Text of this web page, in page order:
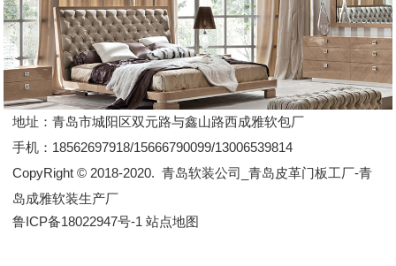
地址：青岛市城阳区双元路与鑫山路西成雅软包厂
手机： 18562697918/15666790099/13006539814
CopyRight © 2018-2020.青岛软装公司_青岛皮革门板工厂-青
岛成雅软装生产厂
鲁ICP备18022947号-1 站点地图